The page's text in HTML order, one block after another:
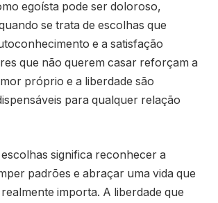
egoísta pode ser doloroso,
se trata de escolhas que
e a satisfação
que não querem casar reforçam a
próprio e a liberdade são
para qualquer relação
significa reconhecer a
padrões e abraçar uma vida que
importa. A liberdade que